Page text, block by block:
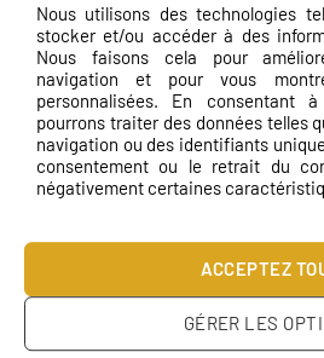
Nous utilisons des technologies
stocker et/ou accéder à des
Nous faisons cela pour
navigation et pour vous
personnalisées. En consentant
pourrons traiter des données telles
navigation ou des identifiants
consentement ou le retrait du
négativement certaines
ACCEPTEZ
GÉRER LES
Peinture murale Feuilles
peintes
€11.83 €